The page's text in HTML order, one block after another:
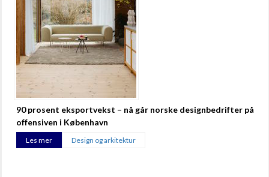
90 prosent eksportvekst – nå går norske designbedrifter på
offensiven i København
Les mer Design og arkitektur